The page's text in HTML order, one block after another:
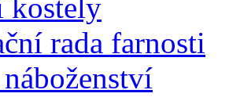
rada farnosti